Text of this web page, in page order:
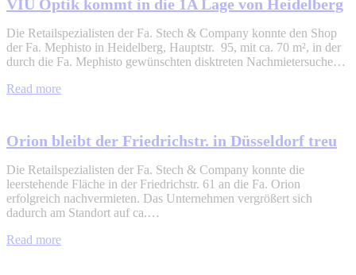
VIU Optik kommt in die 1A Lage von Heidelberg
Die Retailspezialisten der Fa. Stech & Company konnte den Shop
der Fa. Mephisto in Heidelberg, Hauptstr. 95, mit ca. 70 m², in der
durch die Fa. Mephisto gewünschten disktreten Nachmietersuche…
Read more
Orion bleibt der Friedrichstr. in Düsseldorf treu
Die Retailspezialisten der Fa. Stech & Company konnte die
leerstehende Fläche in der Friedrichstr. 61 an die Fa. Orion
erfolgreich nachvermieten. Das Unternehmen vergrößert sich
dadurch am Standort auf ca.…
Read more